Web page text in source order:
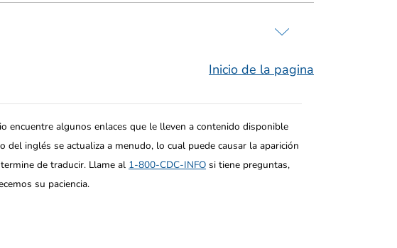
Inicio de la pagina
encuentre algunos enlaces que le lleven a contenido disponible
inglés se actualiza a menudo, lo cual puede causar la aparición
de traducir. Llame al 1-800-CDC-INFO si tiene preguntas,
su paciencia.